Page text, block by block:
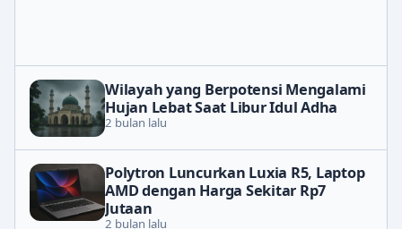
Wilayah yang Berpotensi Mengalami
Hujan Lebat Saat Libur Idul Adha
2 bulan lalu
Polytron Luncurkan Luxia R5, Laptop
AMD dengan Harga Sekitar Rp7
Jutaan
2 bulan lalu